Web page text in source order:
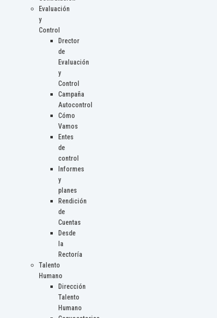
Evaluación
y
Control
Drector
de
Evaluación
y
Control
Campaña
Autocontrol
Cómo
Vamos
Entes
de
control
Informes
y
planes
Rendición
de
Cuentas
Desde
la
Rectoría
Talento
Humano
Dirección
Talento
Humano